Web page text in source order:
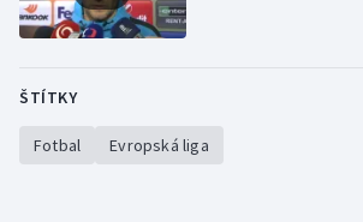
Veslování
ŠTÍTKY
Fotbal Evropská liga